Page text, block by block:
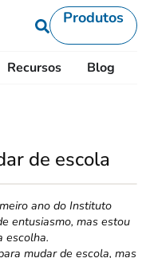
Produtos
Recursos Blog
de escola
ano do Instituto
entusiasmo, mas estou
escolha.
mudar de escola, mas